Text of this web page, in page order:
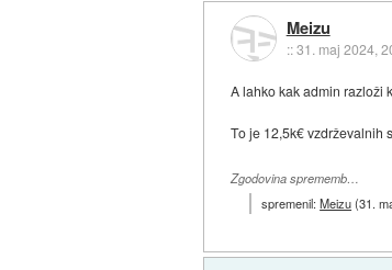
Meizu
::31. maj 2024,
A lahko kak admin razloži
To je 12,5k€ vzdrževalnih
Zgodovina sprememb…
spremenil:Meizu(31.